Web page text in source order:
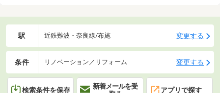
済みの中古マンションを紹介しますので、ぜひチェックしてみて
駅 近鉄難波・奈良線/布施 変更する
条件 リノベーション／リフォーム 変更する
検索条件を保存
新着メールを受
アプリで探す